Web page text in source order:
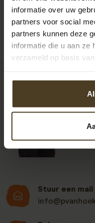
informatie over uw
partners voor social
partners kunnen deze
informatie die u aan ze
verzameld op basis
Stuur een mail